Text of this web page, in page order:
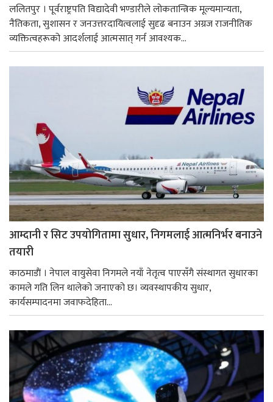
ललितपुर । पूर्वराष्ट्रपति विद्यादेवी भण्डारीले लोकतान्त्रिक मूल्यमान्यता,
नैतिकता, सुशासन र जनउत्तरदायित्वलाई सुदृढ बनाउन अग्रज राजनीतिक
व्यक्तित्वहरूको आदर्शलाई आत्मसात् गर्न आवश्यक...
आम्दानी र सिट उपयोगितामा सुधार, निगमलाई आत्मनिर्भर बनाउने
तयारी
काठमाडाैं । नेपाल वायुसेवा निगमले नयाँ नेतृत्व पाएसँगै संस्थागत सुधारका
कामले गति लिन थालेको जनाएको छ। व्यवस्थापकीय सुधार,
कार्यसम्पादनमा जवाफदेहिता...